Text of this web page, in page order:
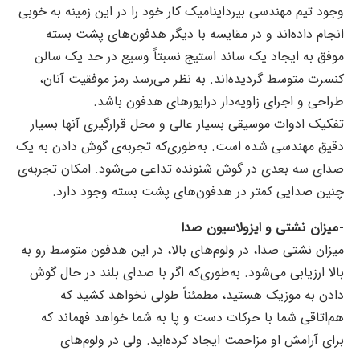
وجود تیم مهندسی بیرداینامیک کار خود را در این زمینه به خوبی
انجام داده‌اند و در مقایسه با دیگر هدفون‌های پشت بسته
موفق به ایجاد یک ساند استیج نسبتاً وسیع در حد یک سالن
کنسرت متوسط گردیده‌اند. به نظر می‌رسد رمز موفقیت آنان،
طراحی و اجرای زاویه‌دار درایورهای هدفون باشد.
تفکیک ادوات موسیقی بسیار عالی و محل قرارگیری آنها بسیار
دقیق مهندسی شده است. به‌طوری‌که تجربه‌ی گوش دادن به یک
صدای سه بعدی در گوش شنونده تداعی می‌شود. امکان تجربه‌ی
چنین صدایی کمتر در هدفون‌های پشت بسته وجود دارد.
-میزان نشتی و ایزولاسیون صدا
میزان نشتی صدا، در ولوم‌های بالا، در این هدفون متوسط رو به
بالا ارزیابی می‌شود. به‌طوری‌که اگر با صدای بلند در حال گوش
دادن به موزیک هستید، مطمئناً طولی نخواهد کشید که
هم‌اتاقی شما با حرکات دست و پا به شما خواهد فهماند که
برای آرامش او مزاحمت ایجاد کرده‌اید. ولی در ولوم‌های